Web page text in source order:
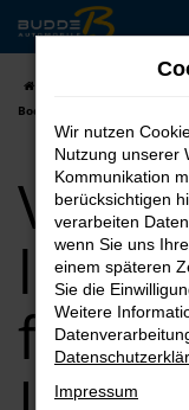
Zum
Hauptinhalt
springen
Bochum
VW
Wir nutzen
Nutzung unserer
Kommunikation
berücksichtigen
verarbeiten
wenn Sie uns
einem späteren
Sie die
Weitere
Impressum